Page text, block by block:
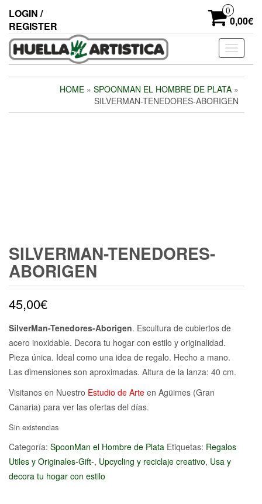
the
content
LOGIN /
REGISTER
0
0,00€
Toggle
HOME » SPOONMAN EL HOMBRE DE PLATA »
SILVERMAN-TENEDORES-ABORIGEN
SILVERMAN-TENEDORES-
ABORIGEN
45,00€
SilverMan-Tenedores-Aborigen. Escultura de cubiertos de
acero inoxidable. Decora tu hogar con estilo y originalidad.
Pieza única. Ideal como una idea de regalo. Hecho a mano.
Las dimensiones son aproximadas. Altura de la lanza: 40 cm.
Visitanos en Nuestro Estudio de Arte en Agüimes (Gran
Canaria) para ver las ofertas del días.
Sin existencias
Categoría: SpoonMan el Hombre de Plata Etiquetas: Regalos
Utiles y Originales-Gift-, Upcycling y reciclaje creativo, Usa y
decora tu hogar con estilo